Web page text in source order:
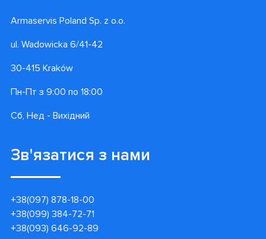
Armaservis Poland Sp. z o.o.
ul. Wadowicka 6/41-42
30-415 Kraków
Пн-Пт з 9:00 по 18:00
Сб, Нед - Вихідний
Зв'язатися з нами
+38(097) 878-18-00
+38(099) 384-72-71
+38(093) 646-92-89